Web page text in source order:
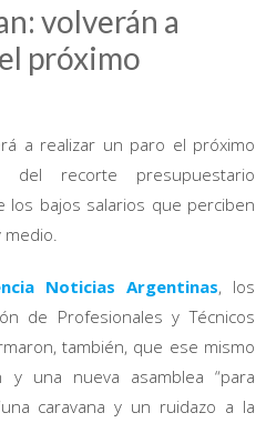
volverán a
próximo
a realizar un paro el próximo
recorte presupuestario
los bajos salarios que perciben
Noticias Argentinas, los
de Profesionales y Técnicos
también, que ese mismo
y una nueva asamblea “para
caravana y un ruidazo a la